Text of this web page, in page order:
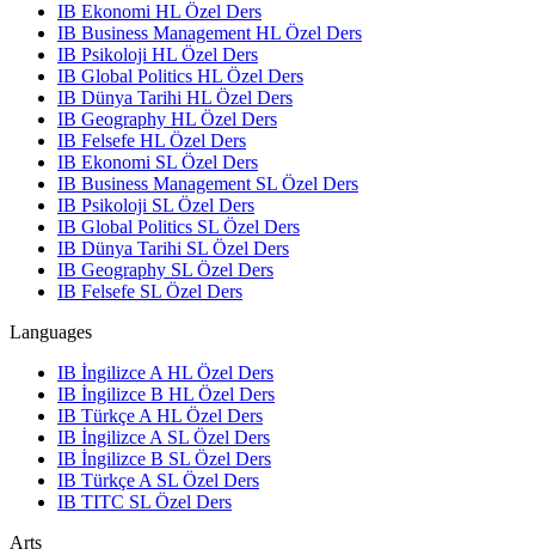
IB Ekonomi HL Özel Ders
IB Business Management HL Özel Ders
IB Psikoloji HL Özel Ders
IB Global Politics HL Özel Ders
IB Dünya Tarihi HL Özel Ders
IB Geography HL Özel Ders
IB Felsefe HL Özel Ders
IB Ekonomi SL Özel Ders
IB Business Management SL Özel Ders
IB Psikoloji SL Özel Ders
IB Global Politics SL Özel Ders
IB Dünya Tarihi SL Özel Ders
IB Geography SL Özel Ders
IB Felsefe SL Özel Ders
Languages
IB İngilizce A HL Özel Ders
IB İngilizce B HL Özel Ders
IB Türkçe A HL Özel Ders
IB İngilizce A SL Özel Ders
IB İngilizce B SL Özel Ders
IB Türkçe A SL Özel Ders
IB TITC SL Özel Ders
Arts